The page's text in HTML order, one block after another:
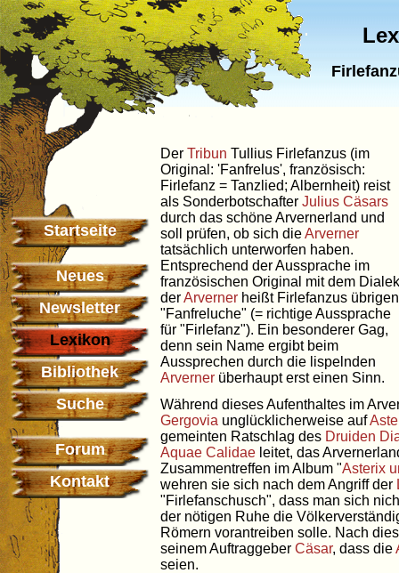
Startseite
Neues
Newsletter
Lexikon
Bibliothek
Suche
Forum
Kontakt
Der Tribun Tullius Firlefanzus (im
Original: 'Fanfrelus', französisch:
Firlefanz = Tanzlied; Albernheit) reist
als Sonderbotschafter Julius Cäsars
durch das schöne Arvernerland und
soll prüfen, ob sich dieArverner
tatsächlich unterworfen haben.
Entsprechend der Aussprache im
französischen Original mit dem
derArverner heißt Firlefanzus
"Fanfreluche" (= richtige Aussprache
für "Firlefanz"). Ein besonderer Gag,
denn sein Name ergibt beim
Aussprechen durch die lispelnden
Arverner überhaupt erst einen Sinn.
Während dieses Aufenthaltes im
Gergovia unglücklicherweise auf
gemeinten Ratschlag des Druiden
Aquae Calidae leitet, das
Zusammentreffen im Album "Asterix
wehren sie sich nach dem Angriff der
"Firlefanschusch", dass man sich
der nötigen Ruhe die
Römern vorantreiben solle. Nach
seinem Auftraggeber Cäsar, dass die
seien.